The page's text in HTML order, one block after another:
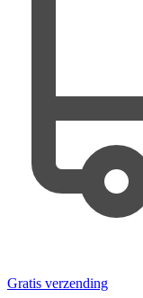
Gratis verzending